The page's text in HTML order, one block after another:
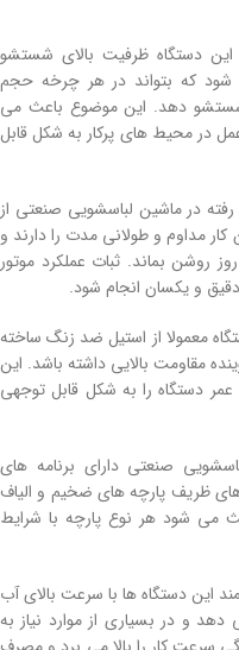
این دستگاه ظرفیت بالای شستشو
که بتواند در هر چرخه حجم
دهد. این موضوع باعث می
در محیط های پرکار به شکل قابل
رفته در ماشین لباسشویی صنعتی از
کار مداوم و طولانی مدت را دارند و
روشن بماند. ثبات عملکرد موتور
و یکسان انجام شود.
معمولا از استیل ضد زنگ ساخته
مقاومت بالایی داشته باشد. این
دستگاه را به شکل قابل توجهی
صنعتی دارای برنامه های
ظریف پارچه های ضخیم و الیاف
می شود هر نوع پارچه با شرایط
این دستگاه ها با سرعت بالای آب
و در بسیاری از موارد نیاز به